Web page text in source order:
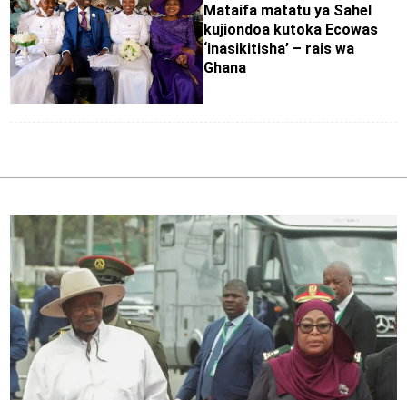
Mataifa matatu ya Sahel
kujiondoa kutoka Ecowas
‘inasikitisha’ – rais wa
Ghana